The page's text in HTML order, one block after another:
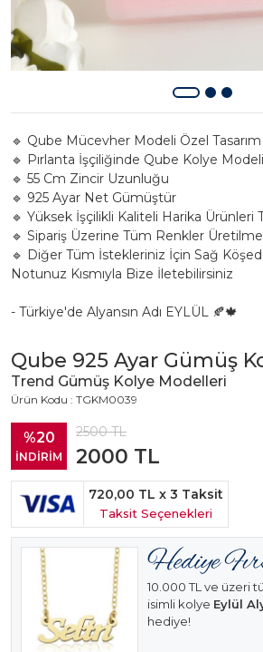
🔹 Qube Mücevher Modeli Özel
🔹 Pırlanta İşçiliğinde Qube Kolye Modeli
🔹 55 Cm Zincir Uzunluğu
🔹 925 Ayar Net Gümüştür
🔹 Yüksek İşçilikli Kaliteli Harika
🔹 Sipariş Üzerine Tüm Renkler
🔹 Diğer Tüm İstekleriniz İçin Sağ
Notunuz Kısmıyla Bize İletebilirsiniz
- Türkiye'de Alyansın Adı EYLÜL 🍂🍁
Qube 925 Ayar Gümüş
Trend Gümüş Kolye Modelleri
Ürün Kodu : TGKM0039
%20
İNDİRİM
2500TL
2000 TL
720,00 TL x 3 Taksit
Taksit Seçenekleri
10.000 TL ve üzeri
isimli kolye Eylül
hediye!